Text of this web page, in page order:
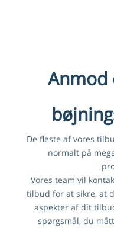
Anmod
De fleste af vores
normalt på
Vores team vil
tilbud for at sikre, at
aspekter af dit
spørgsmål, du